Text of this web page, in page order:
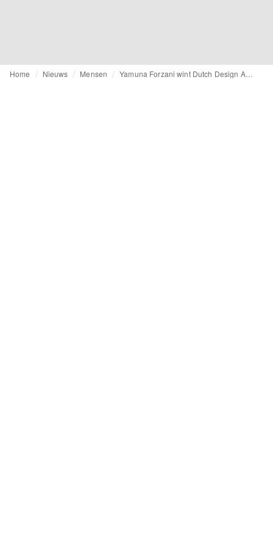
Home Nieuws Mensen Yamuna Forzani wint Dutch Design Awards in categorie mode